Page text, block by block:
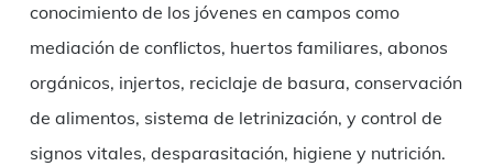
conocimiento de los jóvenes en campos como
mediación de conflictos, huertos familiares, abonos
orgánicos, injertos, reciclaje de basura, conservación
de alimentos, sistema de letrinización, y control de
signos vitales, desparasitación, higiene y nutrición.